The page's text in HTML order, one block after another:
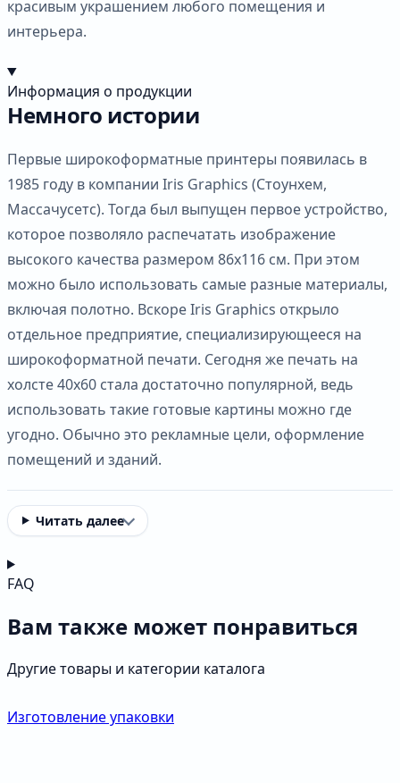
красивым украшением любого помещения и
интерьера.
Информация о продукции
Немного истории
Первые широкоформатные принтеры появилась в
1985 году в компании Iris Graphics (Стоунхем,
Массачусетс). Тогда был выпущен первое устройство,
которое позволяло распечатать изображение
высокого качества размером 86х116 см. При этом
можно было использовать самые разные материалы,
включая полотно. Вскоре Iris Graphics открыло
отдельное предприятие, специализирующееся на
широкоформатной печати. Сегодня же печать на
холсте 40х60 стала достаточно популярной, ведь
использовать такие готовые картины можно где
угодно. Обычно это рекламные цели, оформление
помещений и зданий.
Читать далее
FAQ
Вам также может понравиться
Другие товары и категории каталога
Изготовление упаковки